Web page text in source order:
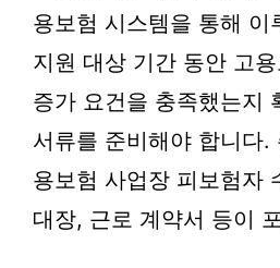
용보험 시스템을 통해 이
지원 대상 기간 동안 고
증가 요건을 충족했는지
서류를 준비해야 합니다.
용보험 사업장 피보험자
대장, 근로 계약서 등이